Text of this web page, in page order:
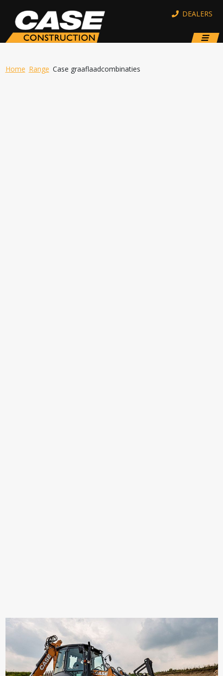
DEALERS
Home Range Case graaflaadcombinaties